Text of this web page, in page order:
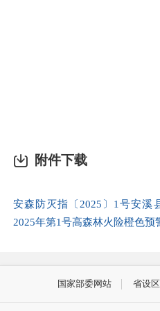
附件下载
安森防灭指〔2025〕1号安溪
2025年第1号高森林火险橙色预
国家部委网站 省设